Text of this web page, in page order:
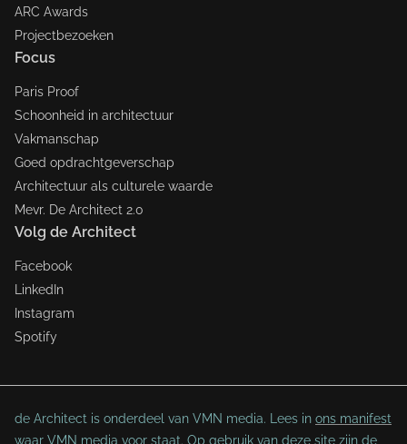
ARC Awards
Projectbezoeken
Focus
Paris Proof
Schoonheid in architectuur
Vakmanschap
Goed opdrachtgeverschap
Architectuur als culturele waarde
Mevr. De Architect 2.0
Volg de Architect
Facebook
LinkedIn
Instagram
Spotify
de Architect is onderdeel van VMN media. Lees in ons manifest
waar VMN media voor staat. Op gebruik van deze site zijn de